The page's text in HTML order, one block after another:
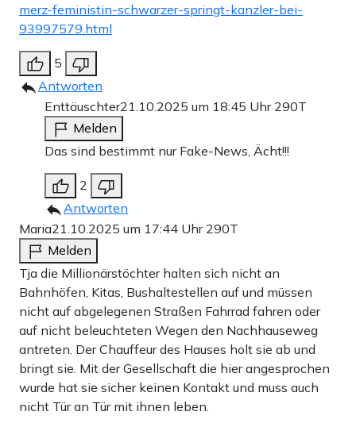
merz-feministin-schwarzer-springt-kanzler-bei-
93997579.html
5
Antworten
Enttäuschter21.10.2025 um 18:45 Uhr 290T
Melden
Das sind bestimmt nur Fake-News, Ächt!!!
2
Antworten
Maria21.10.2025 um 17:44 Uhr 290T
Melden
Tja die Millionärstöchter halten sich nicht an
Bahnhöfen, Kitas, Bushaltestellen auf und müssen
nicht auf abgelegenen Straßen Fahrrad fahren oder
auf nicht beleuchteten Wegen den Nachhauseweg
antreten. Der Chauffeur des Hauses holt sie ab und
bringt sie. Mit der Gesellschaft die hier angesprochen
wurde hat sie sicher keinen Kontakt und muss auch
nicht Tür an Tür mit ihnen leben.